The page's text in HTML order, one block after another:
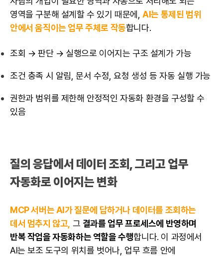
영역을 구분해 설계할 수 있기 때문에,AI는 통제된 범위
안에서 움직이는 업무 주체로 작동합니다.
조회 → 판단 → 실행으로 이어지는 구조 설계가 가능
조건 충족 시 알림, 문서 수정, 요청 생성 등 자동 실행 가능
권한과 범위를 제한해 안정적인 자동화 환경을 구성할 수
있음
질의 응답에서 데이터 조회, 그리고 업무
자동화로 이어지는 변화
MCP 서버는 AI가 질문에 답하거나 데이터를 조회하는
데서 멈추지 않고, 그 결과를 업무 프로세스에 반영하며
반복 작업을 자동화하는 역할을 수행합니다. 이 과정에서
AI는 보조 도구의 위치를 벗어나, 업무 흐름 안에